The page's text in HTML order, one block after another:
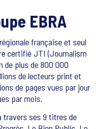
EBRA
française et seul
certifié JTI (Journalism
de plus de 800 000
de lecteurs print et
de pages vues par jour
par mois.
travers ses 9 titres de